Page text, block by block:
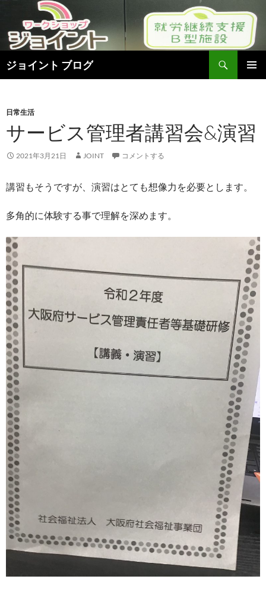
ジョイント ブログ
索
ン
ツ
へ
キ
プ
日常生活
サービス管理者講習会&演習
2021年3月21日 JOINT コメントする
講習もそうですが、演習はとても想像力を必要とします。
多角的に体験する事で理解を深めます。